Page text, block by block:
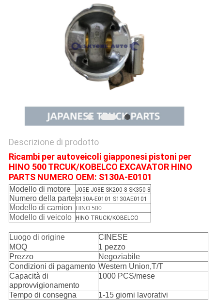
Descrizione di prodotto
Ricambi per autoveicoli giapponesi pistoni per
HINO 500 TRCUK/KOBELCO EXCAVATOR HINO
PARTS NUMERO OEM: S130A-E0101
Modello di motore J05E J08E SK200-8 SK350-8
Numero della parteS130A-E0101 S130AE0101
Modello di camion HINO 500
Modello di veicolo
HINO TRUCK/KOBELCO
Luogo di origine
CINESE
MOQ
1 pezzo
Prezzo
Negoziabile
Condizioni di pagamento Western Union,T/T
Capacità di
approvvigionamento
1000 PCS/mese
Tempo di consegna
1-15 giorni lavorativi